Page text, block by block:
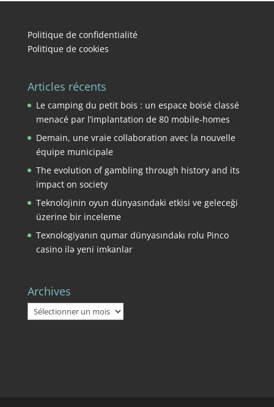
Politique de confidentialité
Politique de cookies
Articles récents
Le camping du petit bois : un espace boisé classé
menacé par l’implantation de 80 mobile-homes
Demain, une vraie collaboration avec la nouvelle
équipe municipale
The evolution of gambling through history and its
impact on society
Teknolojinin oyun dünyasındaki etkisi ve geleceği
üzerine bir inceleme
Texnologiyanın qumar dünyasındakı rolu Pinco
casino ilə yeni imkanlar
Archives
Archives